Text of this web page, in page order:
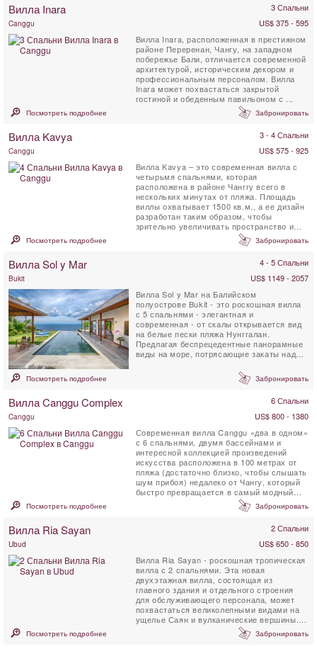
Вилла Inara 3 Спальни
Canggu
US$ 375 - 595
Вилла Inara, расположенная в престижном
районе Переренан, Чангу, на западном
побережье Бали, отличается современной
архитектурой, историческим декором и
профессиональным персоналом. Вилла
Inara может похвастаться закрытой
гостиной и обеденным павильоном с ...
Посмотреть подробнее Забронировать
Вилла Kavya 3 - 4 Спальни
Canggu
US$ 575 - 925
Вилла Kavya – это современная вилла с
четырьмя спальнями, которая
расположена в районе Чанггу всего в
нескольких минутах от пляжа. Площадь
виллы охватывает 1500 кв.м., а ее дизайн
разработан таким образом, чтобы
зрительно увеличивать пространство и
при этом обеспечивать ...
Посмотреть подробнее Забронировать
Вилла Sol y Mar 4 - 5 Спальни
Bukit
US$ 1149 - 2057
Вилла Sol y Mar на Балийском
полуострове Bukit - это роскошная вилла
с 5 спальнями - элегантная и
современная - от скалы открывается вид
на белые пески пляжа Нунггалан.
Предлагая беспрецедентные панорамные
виды на море, потрясающие закаты над
Посмотреть подробнее Забронировать
Вилла Canggu Complex 6 Спальни
Canggu
US$ 800 - 1380
Современная вилла Canggu «два в одном»
с 6 спальнями, двумя бассейнами и
интересной коллекцией произведений
искусства расположена в 100 метрах от
пляжа (достаточно близко, чтобы слышать
шум прибоя) недалеко от Чангу, который
быстро превращается в самый модный
Посмотреть подробнее Забронировать
Вилла Ria Sayan 2 Спальни
Ubud
US$ 650 - 850
Вилла Ria Sayan - роскошная тропическая
вилла с 2 спальнями. Эта новая
двухэтажная вилла, состоящая из
главного здания и отдельного строения
для обслуживающего персонала, может
похвастаться великолепными видами на
ущелье Саян и вулканические вершины.
Посмотреть подробнее Забронировать